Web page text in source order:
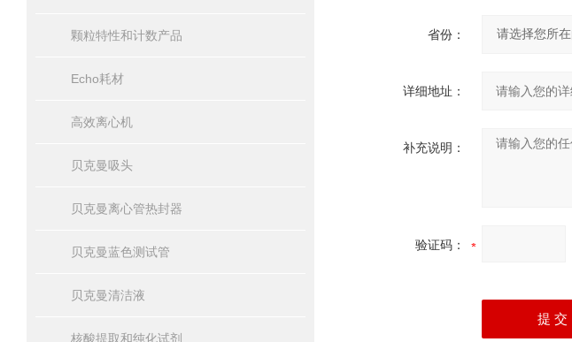
颗粒特性和计数产品
Echo耗材
高效离心机
贝克曼吸头
贝克曼离心管热封器
贝克曼蓝色测试管
贝克曼清洁液
核酸提取和纯化试剂
省份：
详细地址：
补充说明：
验证码：